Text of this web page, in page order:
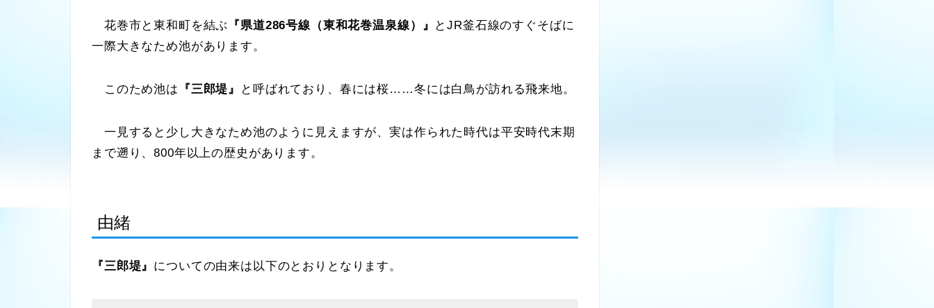
花巻市と東和町を結ぶ 『県道286号線（東和花巻温泉線）』
とJR釜石線のすぐそばに
一際大きなため池があります。
このため池は 『三郎堤』 と呼ばれており、春には桜……冬には白鳥が訪れる飛来地。
一見すると少し大きなため池のように見えますが、実は作られた時代は平安時代末期
まで遡り、800年以上の歴史があります。
由緒
『三郎堤』 についての由来は以下のとおりとなります。